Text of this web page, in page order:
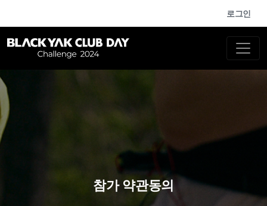
로그인
참가 약관동의